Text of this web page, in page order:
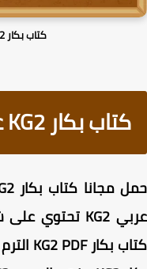
كتاب بكار KG2 عربي الترم الاول 2024
كتاب بكار KG2 عربي الترم الاول